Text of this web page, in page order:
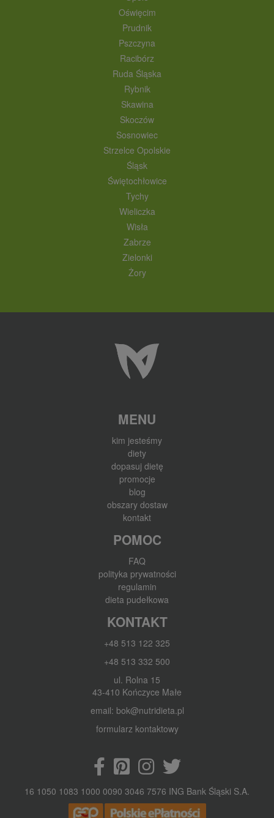
Oświęcim
Prudnik
Pszczyna
Racibórz
Ruda Śląska
Rybnik
Skawina
Skoczów
Sosnowiec
Strzelce Opolskie
Śląsk
Świętochłowice
Tychy
Wieliczka
Wisła
Zabrze
Zielonki
Żory
MENU
kim jesteśmy
diety
dopasuj dietę
promocje
blog
obszary dostaw
kontakt
POMOC
FAQ
polityka prywatności
regulamin
dieta pudełkowa
KONTAKT
+48 513 122 325
+48 513 332 500
ul. Rolna 15
43-410 Kończyce Małe
email: bok@nutridieta.pl
formularz kontaktowy
16 1050 1083 1000 0090 3046 7576 ING Bank Śląski S.A.